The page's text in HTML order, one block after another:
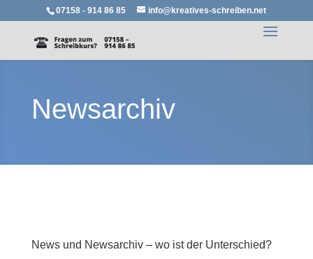
07158 - 914 86 85 info@kreatives-schreiben.net
Newsarchiv
News und Newsarchiv – wo ist der Unterschied?